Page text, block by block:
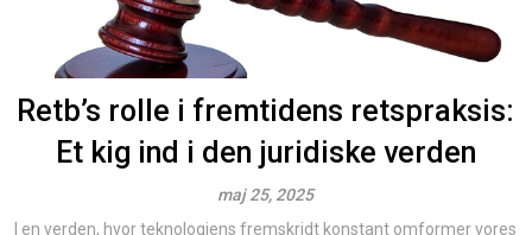
Retb’s rolle i fremtidens retspraksis:
Et kig ind i den juridiske verden
maj 25, 2025
I en verden, hvor teknologiens fremskridt konstant omformer vores